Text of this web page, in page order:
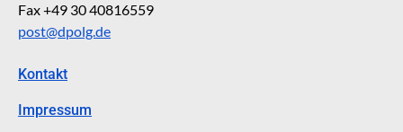
Fax +49 30 40816559
post@dpolg.de
Kontakt
Impressum